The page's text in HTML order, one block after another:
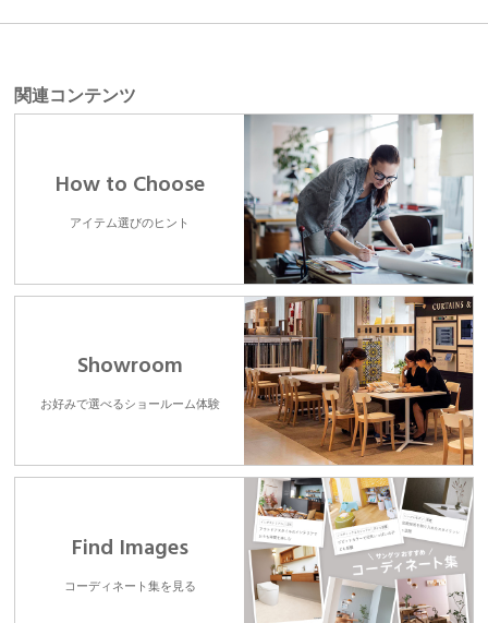
関連コンテンツ
How to Choose
アイテム選びのヒント
Showroom
お好みで選べるショールーム体験
Find Images
コーディネート集を見る